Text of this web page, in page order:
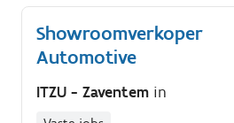
Showroomverkoper
Automotive
ITZU - Zaventem in